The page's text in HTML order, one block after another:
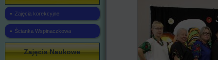
Zajęcia korekcyjne
Ścianka Wspinaczkowa
Zajęcia Naukowe